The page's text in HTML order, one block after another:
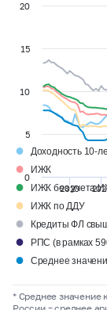
2020
0
5
10
15
20
● Доходность 10-
● ИЖК
● ИЖК без учета
● ИЖК по ДДУ
● Кредиты ФЛ
● РПС (в рамках
● Среднее
* Среднее значение